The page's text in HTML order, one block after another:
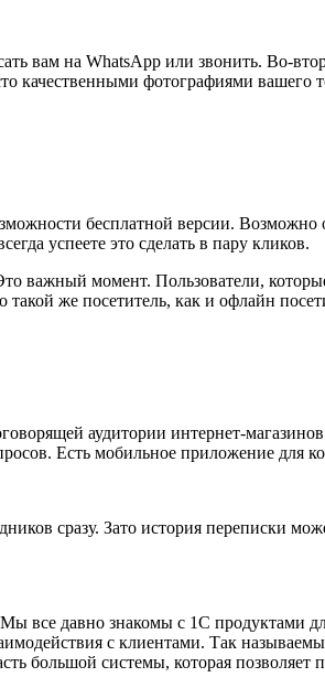
вам на WhatsApp или звонить. Во-
качественными фотографиями вашего
бесплатной версии.
успеете это сделать в пару кликов.
важный момент. Пользователи,
же посетитель, как и офлайн
аудитории интернет-
Есть мобильное приложение для
сразу. Зато история переписки
давно знакомы с 1С продуктами
с клиентами. Так
большой системы, которая